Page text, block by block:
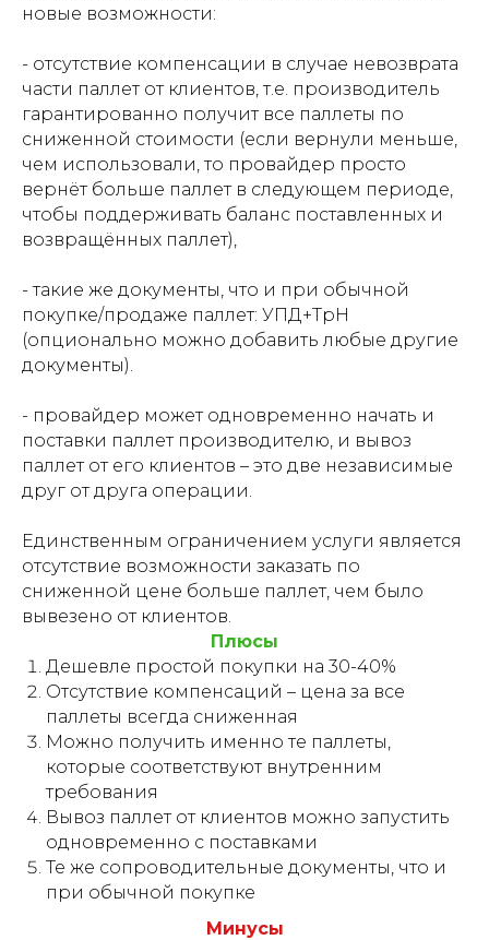
новые возможности:
- отсутствие компенсации в случае невозврата
части паллет от клиентов, т.е. производитель
гарантированно получит все паллеты по
сниженной стоимости (если вернули меньше,
чем использовали, то провайдер просто
вернёт больше паллет в следующем периоде,
чтобы поддерживать баланс поставленных и
возвращённых паллет),
- такие же документы, что и при обычной
покупке/продаже паллет: УПД+ТрН
(опционально можно добавить любые другие
документы).
- провайдер может одновременно начать и
поставки паллет производителю, и вывоз
паллет от его клиентов – это две независимые
друг от друга операции.
Единственным ограничением услуги является
отсутствие возможности заказать по
сниженной цене больше паллет, чем было
вывезено от клиентов.
Плюсы
Дешевле простой покупки на 30-40%
Отсутствие компенсаций – цена за все
паллеты всегда сниженная
Можно получить именно те паллеты,
которые соответствуют внутренним
требования
Вывоз паллет от клиентов можно запустить
одновременно с поставками
Те же сопроводительные документы, что и
при обычной покупке
Минусы